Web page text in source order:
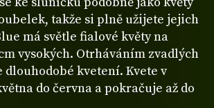
takže si plně užijete jejich
má světle fialové květy na
vysokých. Otrháváním zvadlých
kvetení. Kvete v
do června a pokračuje až do